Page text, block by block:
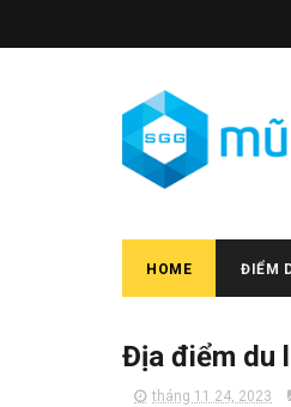
HOME ĐIỂM
Địa điểm du
tháng 11 24, 2023